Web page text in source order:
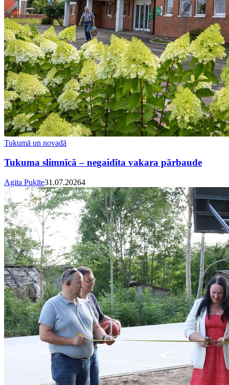
Tukumā un novadā
Tukuma slimnīcā – negaidīta vakara pārbaude
Agita Puķīte31.07.20264